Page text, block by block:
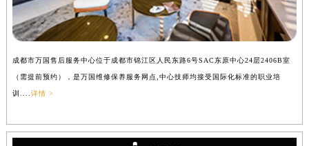
成都市万国售后服务中心位于成都市锦江区人民东路6号SAC东原中心24层2406B室
（需提前预约），是万国维修保养服务网点,中心技师均接受国际化标准的职业培
训....详情 >